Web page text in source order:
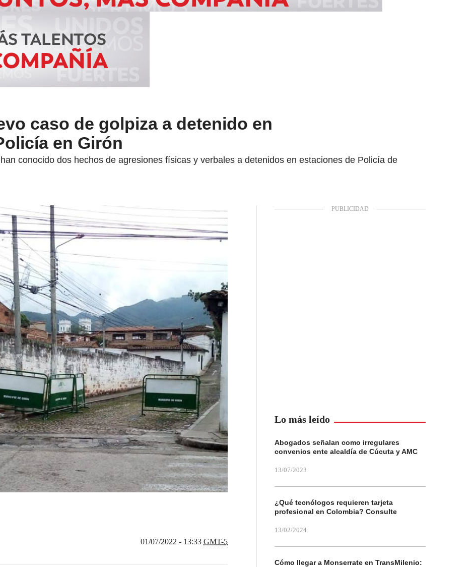
caso de golpiza a detenido en
en Girón
conocido dos hechos de agresiones físicas y verbales a detenidos en estaciones de Policía de
01/07/2022 - 13:33 GMT-5
Lo más leído
Abogados señalan como irregulares
convenios ente alcaldía de Cúcuta y AMC
13/07/2023
¿Qué tecnólogos requieren tarjeta
profesional en Colombia? Consulte
13/02/2024
Cómo llegar a Monserrate en TransMilenio: